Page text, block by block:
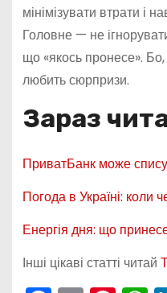
мінімізувати втрати і
Головне — не
що «якось пронесе».
любить сюрпризи.
Зараз
ПриватБанк може
Погода в Україні: коли
Енергія дня: що
Інші цікаві статті читай